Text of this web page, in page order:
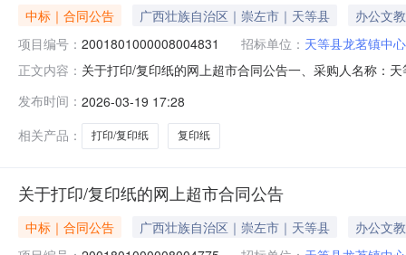
中标｜合同公告 广西壮族自治区｜崇左市｜天等县
办公文教
项目编号： 2001801000008004831 招标单位： 天等县龙茗镇中
正文内容： 关于打印/复印纸的网上超市合同公告一、采购人名称：
40.001807200服务要求或标的基本概况：七、其它事项
发布时间： 2026-03-19 17:28
相关产品：
打印/复印纸 复印纸
关于打印/复印纸的网上超市合同公告
中标｜合同公告 广西壮族自治区｜崇左市｜天等县
办公文教